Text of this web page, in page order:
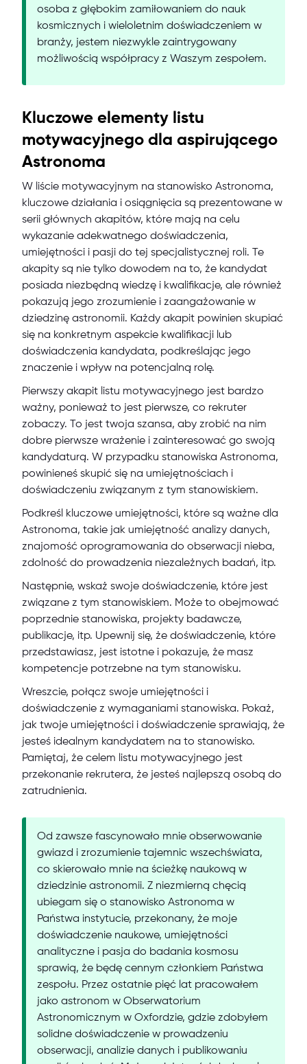
osoba z głębokim zamiłowaniem do nauk
kosmicznych i wieloletnim doświadczeniem w
branży, jestem niezwykle zaintrygowany
możliwością współpracy z Waszym zespołem.
Kluczowe elementy listu
motywacyjnego dla aspirującego
Astronoma
W liście motywacyjnym na stanowisko Astronoma,
kluczowe działania i osiągnięcia są prezentowane w
serii głównych akapitów, które mają na celu
wykazanie adekwatnego doświadczenia,
umiejętności i pasji do tej specjalistycznej roli. Te
akapity są nie tylko dowodem na to, że kandydat
posiada niezbędną wiedzę i kwalifikacje, ale również
pokazują jego zrozumienie i zaangażowanie w
dziedzinę astronomii. Każdy akapit powinien skupiać
się na konkretnym aspekcie kwalifikacji lub
doświadczenia kandydata, podkreślając jego
znaczenie i wpływ na potencjalną rolę.
Pierwszy akapit listu motywacyjnego jest bardzo
ważny, ponieważ to jest pierwsze, co rekruter
zobaczy. To jest twoja szansa, aby zrobić na nim
dobre pierwsze wrażenie i zainteresować go swoją
kandydaturą. W przypadku stanowiska Astronoma,
powinieneś skupić się na umiejętnościach i
doświadczeniu związanym z tym stanowiskiem.
Podkreśl kluczowe umiejętności, które są ważne dla
Astronoma, takie jak umiejętność analizy danych,
znajomość oprogramowania do obserwacji nieba,
zdolność do prowadzenia niezależnych badań, itp.
Następnie, wskaż swoje doświadczenie, które jest
związane z tym stanowiskiem. Może to obejmować
poprzednie stanowiska, projekty badawcze,
publikacje, itp. Upewnij się, że doświadczenie, które
przedstawiasz, jest istotne i pokazuje, że masz
kompetencje potrzebne na tym stanowisku.
Wreszcie, połącz swoje umiejętności i
doświadczenie z wymaganiami stanowiska. Pokaż,
jak twoje umiejętności i doświadczenie sprawiają, że
jesteś idealnym kandydatem na to stanowisko.
Pamiętaj, że celem listu motywacyjnego jest
przekonanie rekrutera, że jesteś najlepszą osobą do
zatrudnienia.
Od zawsze fascynowało mnie obserwowanie
gwiazd i zrozumienie tajemnic wszechświata,
co skierowało mnie na ścieżkę naukową w
dziedzinie astronomii. Z niezmierną chęcią
ubiegam się o stanowisko Astronoma w
Państwa instytucie, przekonany, że moje
doświadczenie naukowe, umiejętności
analityczne i pasja do badania kosmosu
sprawią, że będę cennym członkiem Państwa
zespołu. Przez ostatnie pięć lat pracowałem
jako astronom w Obserwatorium
Astronomicznym w Oxfordzie, gdzie zdobyłem
solidne doświadczenie w prowadzeniu
obserwacji, analizie danych i publikowaniu